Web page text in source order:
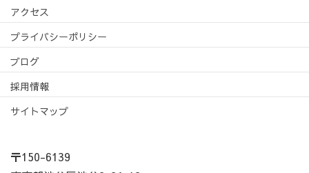
アクセス
プライバシーポリシー
ブログ
採用情報
サイトマップ
〒150-6139